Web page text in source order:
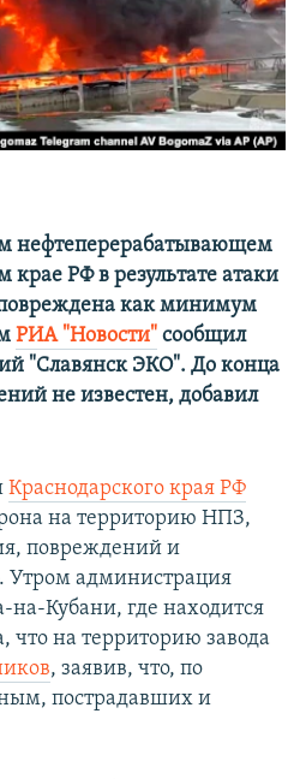
нефтеперерабатывающем
крае РФ в результате атаки
как минимум
РИА "Новости" сообщил
"Славянск ЭКО". До конца
не известен, добавил
Краснодарского края РФ
на территорию НПЗ,
повреждений и
Утром администрация
на-Кубани, где находится
что на территорию завода
, заявив, что, по
пострадавших и